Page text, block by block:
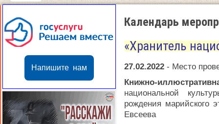
Напишите нам
Календарь
«Хранитель
27.02.2022 - Место
Книжно-
национальной
рождения марийского
Евсеева